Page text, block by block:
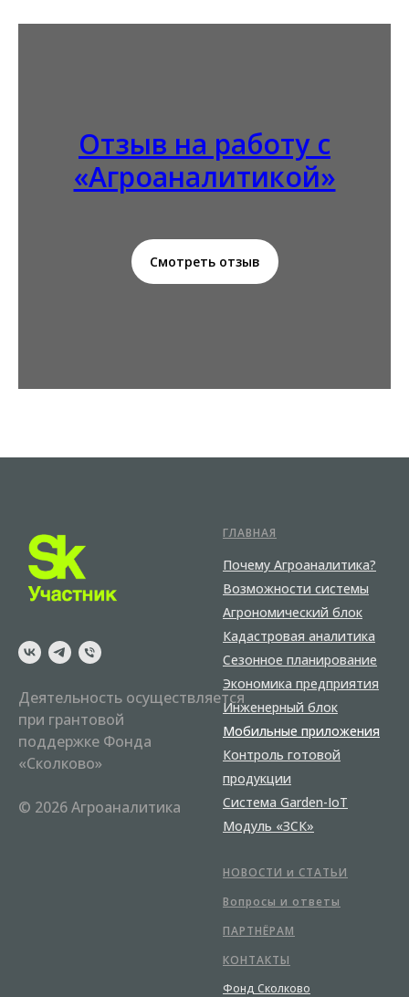
Отзыв на работу с
«Агроаналитикой»
Смотреть отзыв
Деятельность осуществляется
при грантовой
поддержке Фонда
«Сколково»
© 2026 Агроаналитика
ГЛАВНАЯ
Почему Агроаналитика?
Возможности системы
Агрономический блок
Кадастровая аналитика
Сезонное планирование
Экономика предприятия
Инженерный блок
Мобильные приложения
Контроль готовой
продукции
Система Garden-IoT
Модуль «ЗСК»
НОВОСТИ и СТАТЬИ
Вопросы и ответы
ПАРТНЁРАМ
КОНТАКТЫ
Фонд Сколково